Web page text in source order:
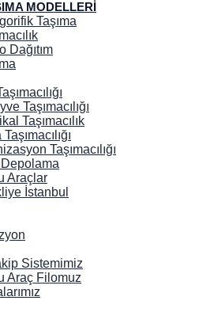
MODELLERI
Taşıma
Dağıtım
Taşımacılığı
Taşımacılık
Taşımacılığı
Araçlar
İstanbul
Sistemimiz
Araç Filomuz